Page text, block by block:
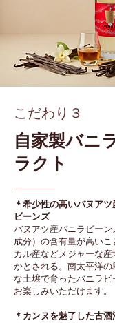
こだわり３
自家製バニ
ラクト
＊希少性の高いバヌア
ビーンズ
バヌアツ産バニラビー
成分）の含有量が高い
カル産などメジャーな
かとされる。南太平洋
な土壌で育ったバニラ
お楽しみいただけます。
＊カンヌを魅了した古酒